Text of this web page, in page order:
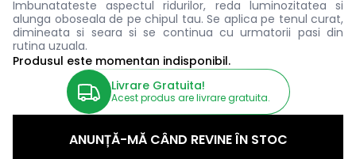
Imbunatateste aspectul ridurilor, reda luminozitatea si
alunga oboseala de pe chipul tau. Se aplica pe tenul curat,
dimineata si seara si se continua cu urmatorii pasi din
rutina uzuala.
Produsul este momentan indisponibil.
Livrare Gratuita!
Acest produs are livrare gratuita.
ANUNȚĂ-MĂ CÂND REVINE ÎN STOC